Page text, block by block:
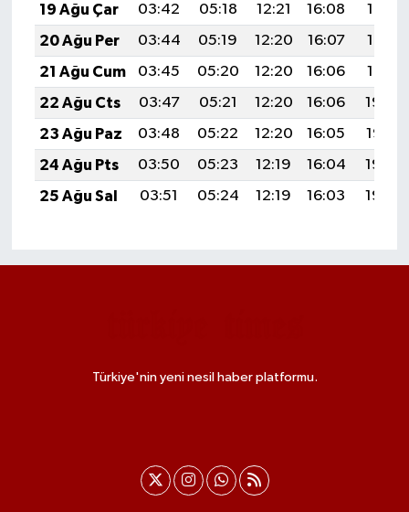
19 Ağu Çar
03:42 05:18 12:21 16:08
19:13
20 Ağu Per
03:44 05:19 12:20 16:07
19:12
21 Ağu Cum
03:45 05:20 12:20 16:06
19:10
22 Ağu Cts
03:47 05:21 12:20 16:06
19:09
23 Ağu Paz
03:48 05:22 12:20 16:05
19:07
24 Ağu Pts
03:50 05:23 12:19 16:04
19:06
25 Ağu Sal
03:51 05:24 12:19 16:03 19:04
Türkiye'nin yeni nesil haber platformu.